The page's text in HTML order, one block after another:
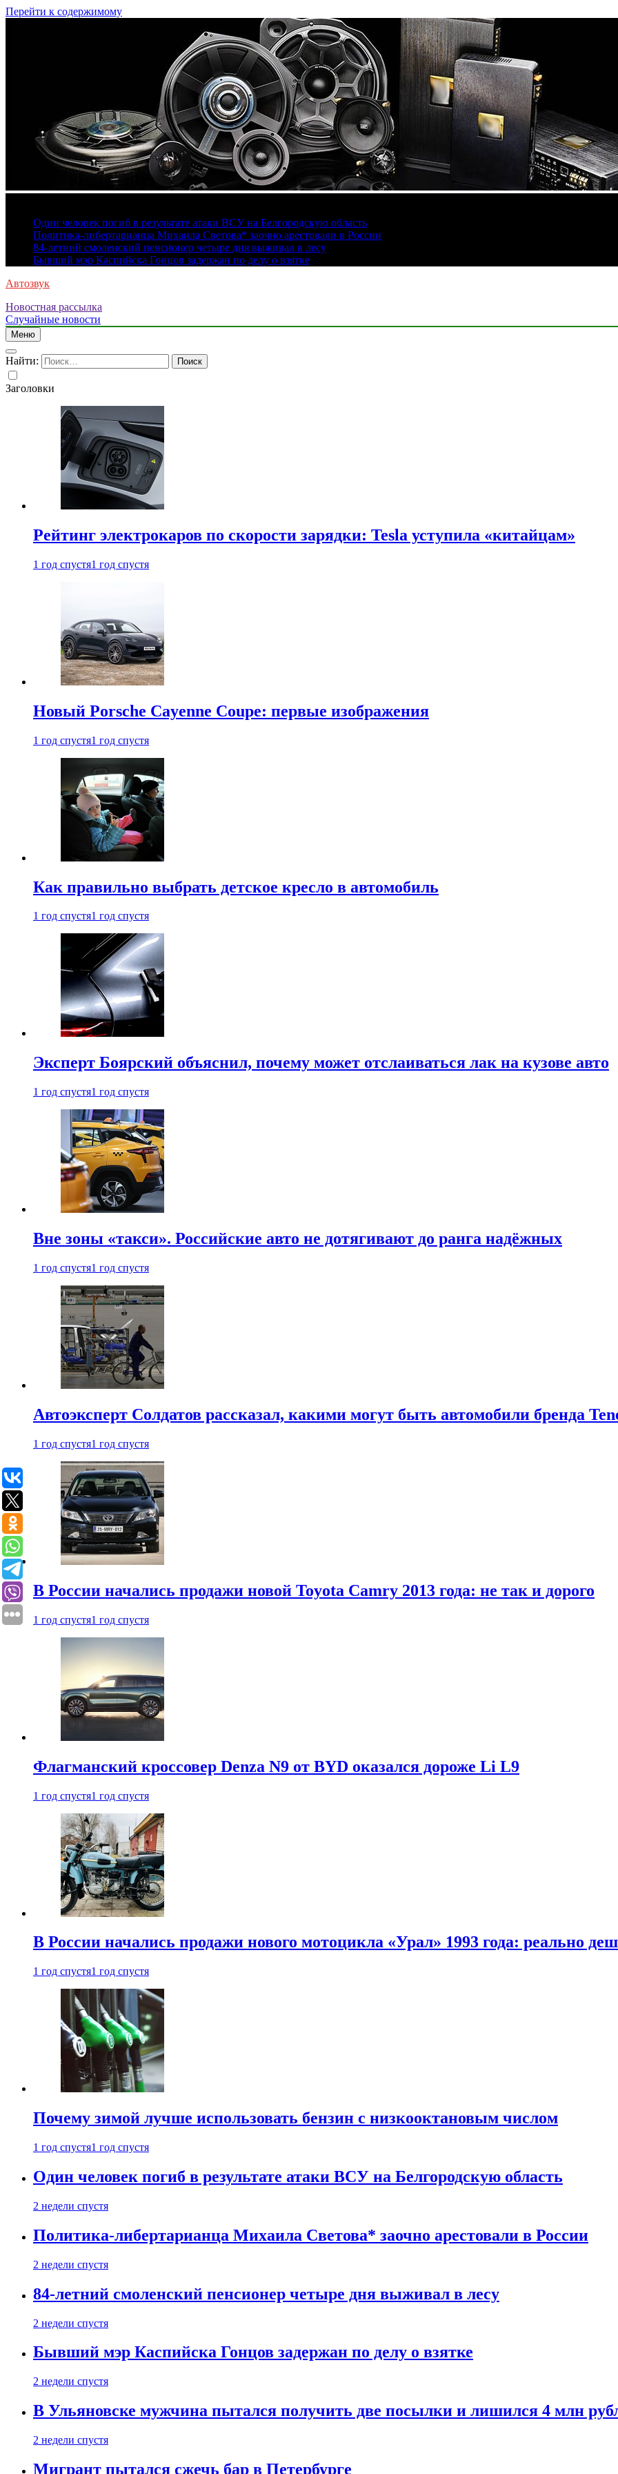
Перейти к содержимому
Один человек погиб в результате атаки ВСУ на Белгородскую область
Политика-либертарианца Михаила Светова* заочно арестовали в России
84-летний смоленский пенсионер четыре дня выживал в лесу
Бывший мэр Каспийска Гонцов задержан по делу о взятке
Автозвук
Новостная рассылка
Случайные новости
Меню
Найти:
Заголовки
Рейтинг электрокаров по скорости зарядки: Tesla уступила «китайцам»
1 год спустя1 год спустя
Новый Porsche Cayenne Coupe: первые изображения
1 год спустя1 год спустя
Как правильно выбрать детское кресло в автомобиль
1 год спустя1 год спустя
Эксперт Боярский объяснил, почему может отслаиваться лак на кузове авто
1 год спустя1 год спустя
Вне зоны «такси». Российские авто не дотягивают до ранга надёжных
1 год спустя1 год спустя
Автоэксперт Солдатов рассказал, какими могут быть автомобили бренда
1 год спустя1 год спустя
В России начались продажи новой Toyota Camry 2013 года: не так и дорого
1 год спустя1 год спустя
Флагманский кроссовер Denza N9 от BYD оказался дороже Li L9
1 год спустя1 год спустя
В России начались продажи нового мотоцикла «Урал» 1993 года: реально
1 год спустя1 год спустя
Почему зимой лучше использовать бензин с низкооктановым числом
1 год спустя1 год спустя
Один человек погиб в результате атаки ВСУ на Белгородскую область
2 недели спустя
Политика-либертарианца Михаила Светова* заочно арестовали в России
2 недели спустя
84-летний смоленский пенсионер четыре дня выживал в лесу
2 недели спустя
Бывший мэр Каспийска Гонцов задержан по делу о взятке
2 недели спустя
В Ульяновске мужчина пытался получить две посылки и лишился 4 млн
2 недели спустя
Мигрант пытался сжечь бар в Петербурге